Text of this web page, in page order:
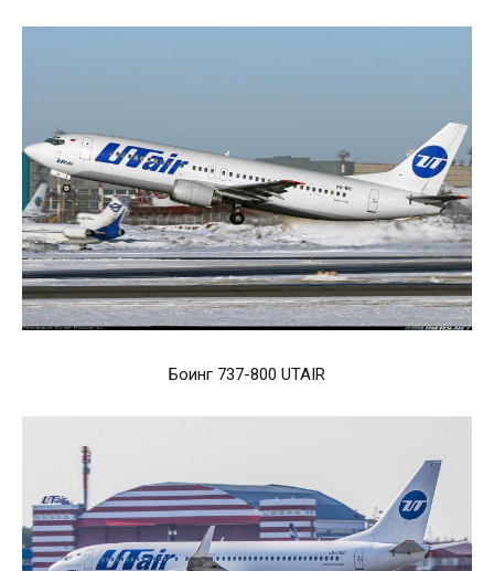
Боинг 737-800 UTAIR